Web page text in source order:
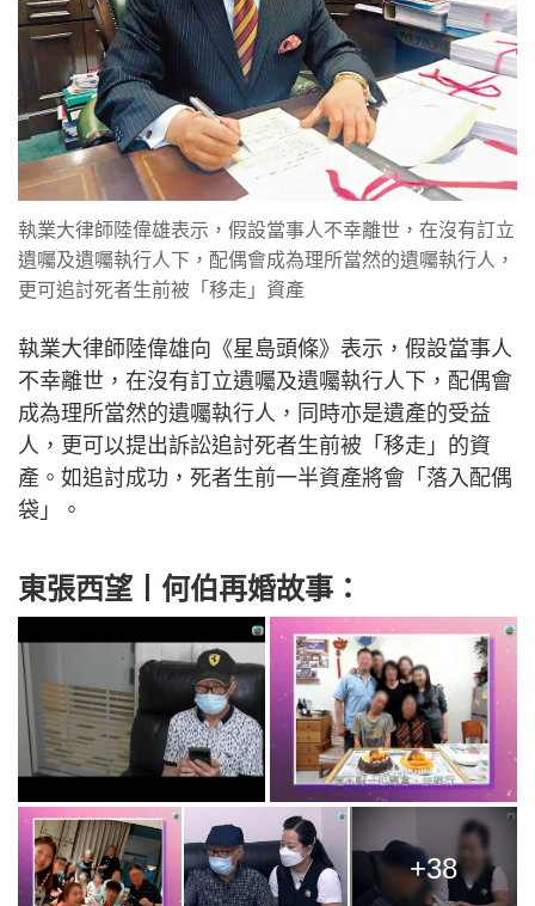
執業大律師陸偉雄表示，假設當事人不幸離世，在沒有訂立
遺囑及遺囑執行人下，配偶會成為理所當然的遺囑執行人，
更可追討死者生前被「移走」資產
執業大律師陸偉雄向《星島頭條》表示，假設當事人
不幸離世，在沒有訂立遺囑及遺囑執行人下，配偶會
成為理所當然的遺囑執行人，同時亦是遺產的受益
人，更可以提出訴訟追討死者生前被「移走」的資
產。如追討成功，死者生前一半資產將會「落入配偶
袋」。
東張西望丨何伯再婚故事：
+38